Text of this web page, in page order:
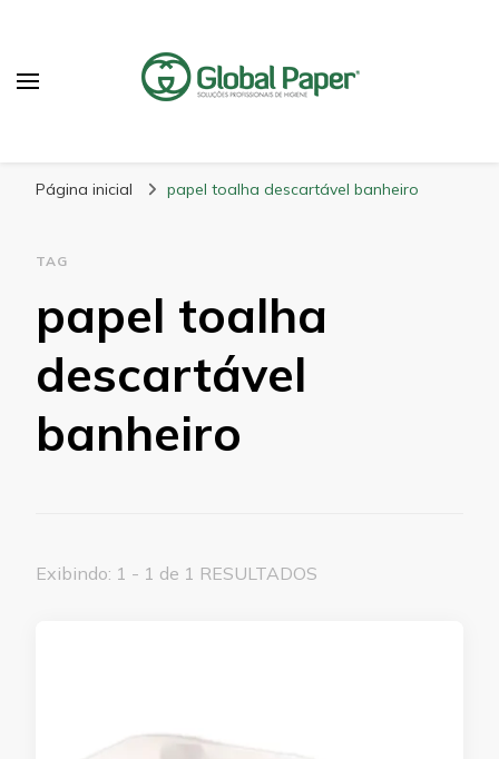
Página inicial papel toalha descartável banheiro
TAG
papel toalha
descartável
banheiro
Exibindo: 1 - 1 de 1 RESULTADOS